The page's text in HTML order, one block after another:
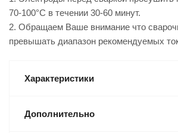
70-100°С в течении 30-60 минут.
2. Обращаем Ваше внимание что
превышать диапазон рекомендуемых
Характеристики
Дополнительно